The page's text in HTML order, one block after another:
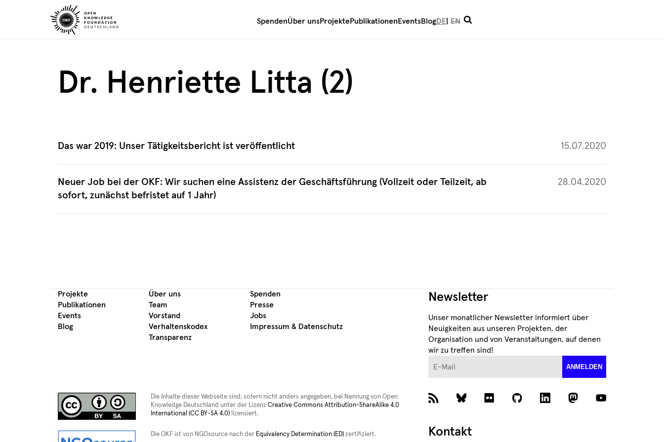
Skip
to
SpendenÜber unsProjektePublikationen EventsBlogDE EN
Suche
Dr. Henriette Litta (2)
Das war 2019: Unser Tätigkeitsbericht ist veröffentlicht 15.07.2020
Neuer Job bei der OKF: Wir suchen eine Assistenz der Geschäftsführung (Vollzeit oder Teilzeit, ab
sofort, zunächst befristet auf 1 Jahr)
28.04.2020
Projekte
Publikationen
Events
Blog
Über uns
Team
Vorstand
Verhaltenskodex
Transparenz
Spenden
Presse
Jobs
Impressum & Datenschutz
Newsletter
Unser monatlicher Newsletter informiert über
Neuigkeiten aus unseren Projekten, der
Organisation und von Veranstaltungen, auf denen
wir zu treffen sind!
ANMELDEN
Kontakt
Die Inhalte dieser Webseite sind, sofern nicht anders angegeben, bei Nennung von Open
Knowledge Deutschland unter der Lizenz Creative Commons Attribution-ShareAlike 4.0
International (CC BY-SA 4.0)lizensiert.
Die OKF ist von NGOsource nach der Equivalency Determination (ED)zertifiziert.